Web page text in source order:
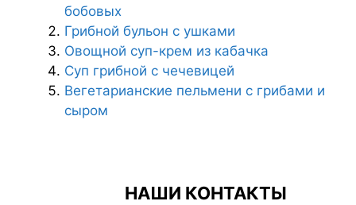
бобовых
Грибной бульон с ушками
Овощной суп-крем из кабачка
Суп грибной с чечевицей
Вегетарианские пельмени с грибами и
сыром
НАШИ КОНТАКТЫ